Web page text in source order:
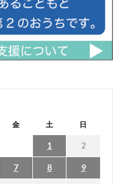
金 土 日
1 2
7 8 9